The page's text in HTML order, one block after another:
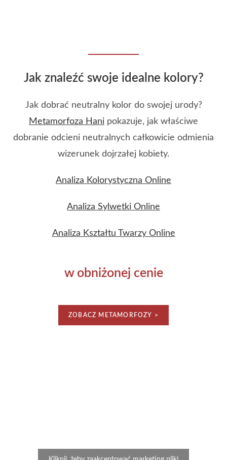
Jak znaleźć swoje idealne kolory?
Jak dobrać neutralny kolor do swojej urody?
Metamorfoza Hani pokazuje, jak właściwe
dobranie odcieni neutralnych całkowicie odmienia
wizerunek dojrzałej kobiety.
Analiza Kolorystyczna Online
Analiza Sylwetki Online
Analiza Kształtu Twarzy Online
w obniżonej cenie
ZOBACZ METAMORFOZY >